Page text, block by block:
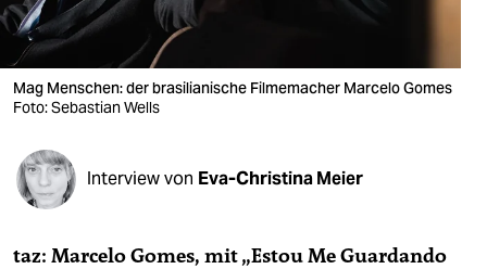
verlag
verlag
veranstaltungen
shop
fragen & hilfe
unterstützen
Mag Menschen: der brasilianische Filmemacher Marcelo Gomes
Foto: Sebastian Wells
Interview von Eva-Christina Meier
taz: Marcelo Gomes, mit „Estou Me Guardando